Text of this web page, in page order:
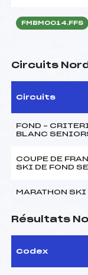
FMBM0014.FFS
Circuits
Circuits
FOND –
BLANC
COUPE DE
SKI DE FOND
MARATHON SKI
Résultats
Codex